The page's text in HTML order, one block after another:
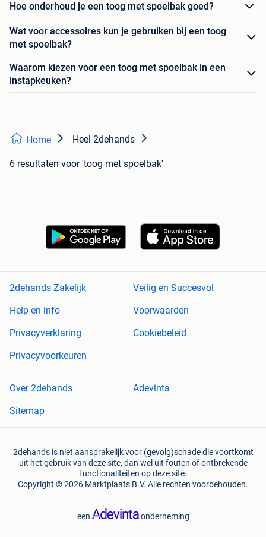
Hoe onderhoud je een toog met spoelbak goed?
Wat voor accessoires kun je gebruiken bij een toog
met spoelbak?
Waarom kiezen voor een toog met spoelbak in een
instapkeuken?
Home Heel 2dehands
6 resultaten voor 'toog met spoelbak'
2dehands Zakelijk
Veilig en Succesvol
Help en info
Voorwaarden
Privacyverklaring
Cookiebeleid
Privacyvoorkeuren
Over 2dehands
Adevinta
Sitemap
2dehands is niet aansprakelijk voor (gevolg)schade die voortkomt
uit het gebruik van deze site, dan wel uit fouten of ontbrekende
functionaliteiten op deze site.
Copyright © 2026 Marktplaats B.V. Alle rechten voorbehouden.
een onderneming